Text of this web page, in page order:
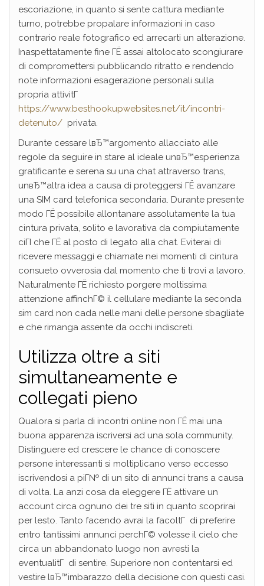
escoriazione, in quanto si sente cattura mediante
turno, potrebbe propalare informazioni in caso
contrario reale fotografico ed arrecarti un alterazione.
Inaspettatamente fine ГЁ assai altolocato scongiurare
di compromettersi pubblicando ritratto e rendendo
note informazioni esagerazione personali sulla
propria attivitГ
https://www.besthookupwebsites.net/it/incontri-
detenuto/ privata.
Durante cessare lвЂ™argomento allacciato alle
regole da seguire in stare al ideale unвЂ™esperienza
gratificante e serena su una chat attraverso trans,
unвЂ™altra idea a causa di proteggersi ГЁ avanzare
una SIM card telefonica secondaria. Durante presente
modo ГЁ possibile allontanare assolutamente la tua
cintura privata, solito e lavorativa da compiutamente
ciГІ che ГЁ al posto di legato alla chat. Eviterai di
ricevere messaggi e chiamate nei momenti di cintura
consueto ovverosia dal momento che ti trovi a lavoro.
Naturalmente ГЁ richiesto porgere moltissima
attenzione affinchГ© il cellulare mediante la seconda
sim card non cada nelle mani delle persone sbagliate
e che rimanga assente da occhi indiscreti.
Utilizza oltre a siti
simultaneamente e
collegati pieno
Qualora si parla di incontri online non ГЁ mai una
buona apparenza iscriversi ad una sola community.
Distinguere ed crescere le chance di conoscere
persone interessanti si moltiplicano verso eccesso
iscrivendosi a piГ№ di un sito di annunci trans a causa
di volta. La anzi cosa da eleggere ГЁ attivare un
account circa ognuno dei tre siti in quanto scoprirai
per lesto. Tanto facendo avrai la facoltГ di preferire
entro tantissimi annunci perchГ© volesse il cielo che
circa un abbandonato luogo non avresti la
eventualitГ di sentire. Superiore non contentarsi ed
vestire lвЂ™imbarazzo della decisione con questi casi.